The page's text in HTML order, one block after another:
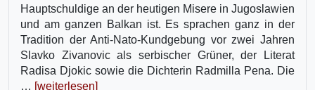
Hauptschuldige an der heutigen Misere in Jugoslawien
und am ganzen Balkan ist. Es sprachen ganz in der
Tradition der Anti-Nato-Kundgebung vor zwei Jahren
Slavko Zivanovic als serbischer Grüner, der Literat
Radisa Djokic sowie die Dichterin Radmilla Pena. Die
… [weiterlesen]